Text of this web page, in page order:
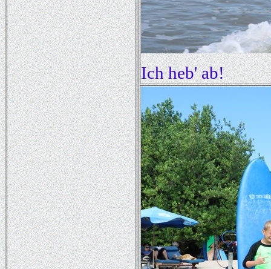
Ich heb' ab!